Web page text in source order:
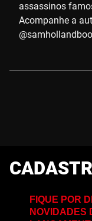
assassinos
Acompanhe a
FIQUE POR
NOVIDADES